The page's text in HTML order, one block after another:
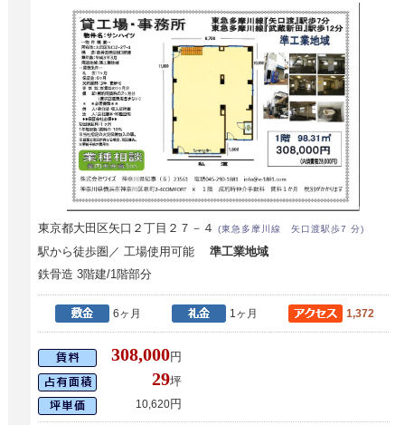
東京都大田区矢口２丁目２７－４(東急多摩川線 矢口渡駅歩7 分)
駅から徒歩圏／ 工場使用可能準工業地域
鉄骨造 3階建/1階部分
6ヶ月 1ヶ月 1,372
308,000円
29坪
10,620円